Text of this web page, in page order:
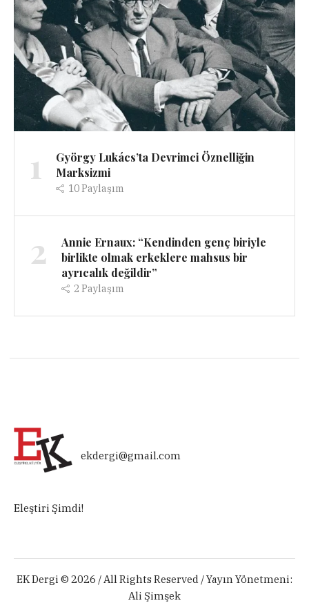
1
György Lukács’ta Devrimci Öznelliğin
Marksizmi
10Paylaşım
2
Annie Ernaux: “Kendinden genç biriyle
birlikte olmak erkeklere mahsus bir
ayrıcalık değildir”
2 Paylaşım
ekdergi@gmail.com
Eleştiri Şimdi!
EK Dergi © 2026 / All Rights Reserved / Yayın Yönetmeni:
Ali Şimşek